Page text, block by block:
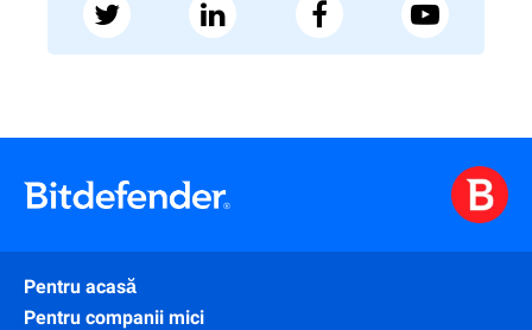
Pentru acasă
Pentru companii mici